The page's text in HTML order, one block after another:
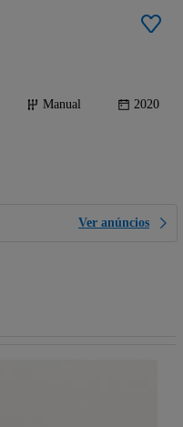
Manual 2020
Ver anúncios